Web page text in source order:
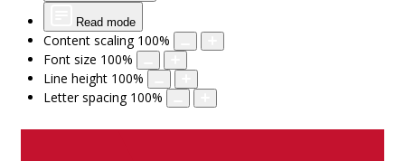
Read mode
Content scaling 100%
Font size 100%
Line height 100%
Letter spacing 100%